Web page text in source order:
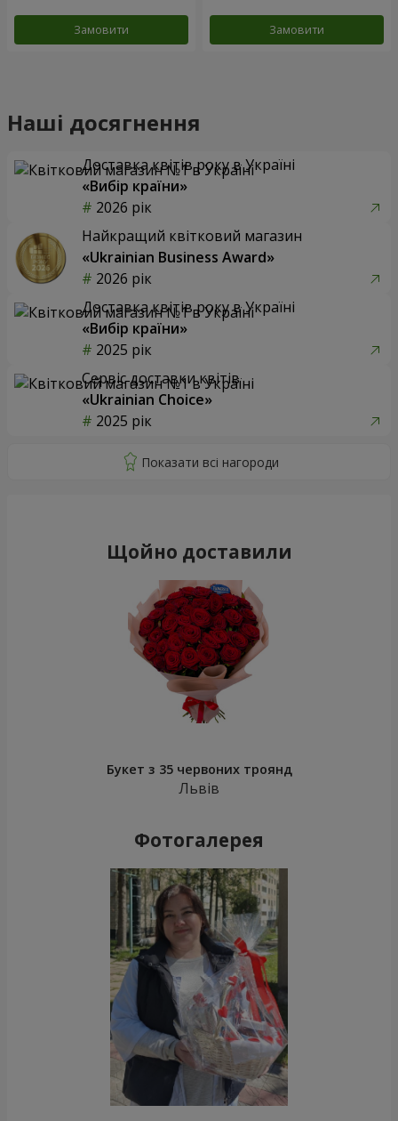
Замовити Замовити
Наші досягнення
Доставка квітів року в Україні
«Вибір країни»
2026 рік
Найкращий квітковий магазин
«Ukrainian Business Award»
2026 рік
Доставка квітів року в Україні
«Вибір країни»
2025 рік
Сервіс доставки квітів
«Ukrainian Choice»
2025 рік
Щойно доставили
Букет з 35 червоних троянд
Львів
Фотогалерея